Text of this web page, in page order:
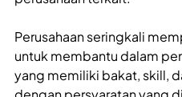
Perusahaan seringkali
untuk membantu dalam
yang memiliki bakat, skill,